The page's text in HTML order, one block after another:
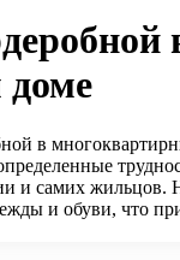
доме
в
и самих жильцов.
и обуви, что